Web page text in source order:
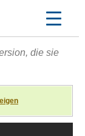
die sie